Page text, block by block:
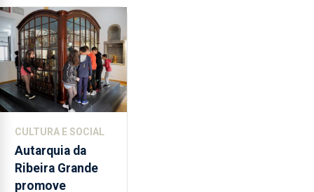
primária
da
violência
doméstica,
através
da
promoção
competências
pessoais,
emocionais
CULTURA E SOCIAL
Autarquia da
Ribeira Grande
promove